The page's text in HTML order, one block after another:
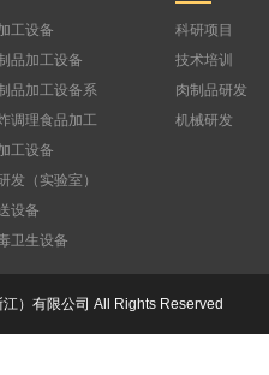
工设备
品加工设备
品加工设备系
调理食品加工
工设备
发（实验室）
设备
卫生设备
科研项目
技术培训
肉制品研发
机械研发
）有限公司 All Rights Reserved